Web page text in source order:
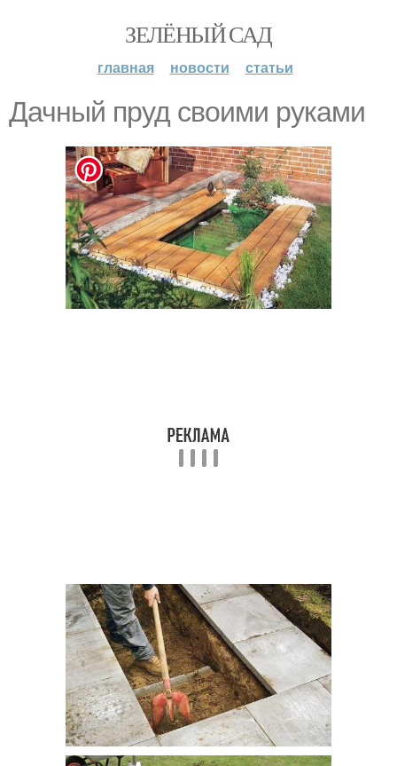
ЗЕЛЁНЫЙ САД
главная новости статьи
Дачный пруд своими руками